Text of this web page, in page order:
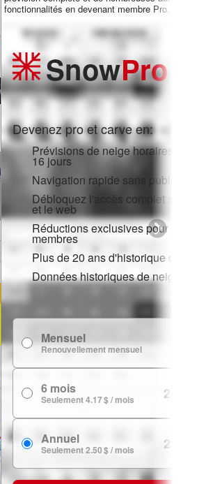
fonctionnalités en devenant membre Pro.
SnowPro
Devenez pro et carve en:
Prévisions de neige horaires et sur
16 jours
Navigation rapide sans publicité
Débloquez l'accès complet sur
et le web
Réductions exclusives pour les
membres
Plus de 20 ans d'historique de
Données historiques de neige
Mensuel
Renouvellement mensuel
6 mois
Seulement 4.17 $ / mois 24.99 $
Annuel
Seulement 2.50 $ / mois 29.99 $